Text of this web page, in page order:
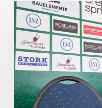
Pressegespräch
vor
RSV
Eintracht
1949
–
Chemie